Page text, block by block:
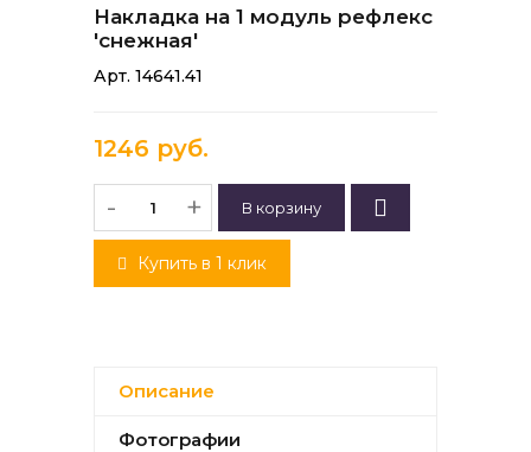
Накладка на 1 модуль рефлекс
'снежная'
Арт. 14641.41
1246 руб.
- +
Купить в 1 клик
Описание
Фотографии